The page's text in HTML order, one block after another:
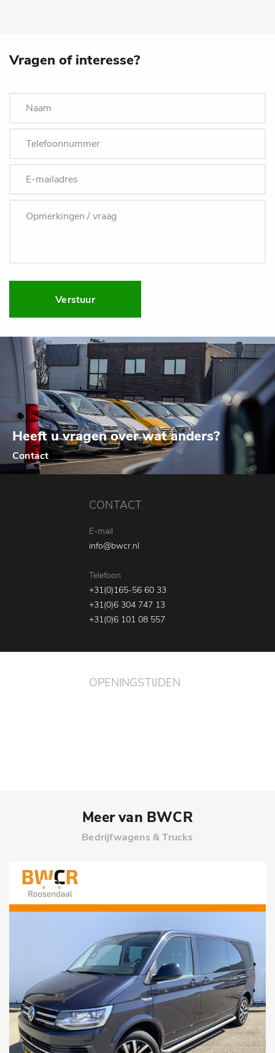
Vragen of interesse?
Verstuur
Heeft u vragen over wat anders?
Contact
CONTACT
E-mail
info@bwcr.nl
Telefoon
+31(0)165-56 60 33
+31(0)6 304 747 13
+31(0)6 101 08 557
OPENINGSTIJDEN
Meer van BWCR
Bedrijfwagens & Trucks